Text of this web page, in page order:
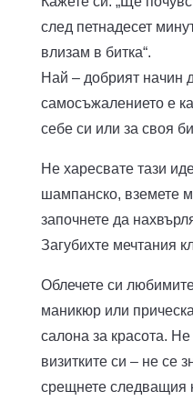
след петнадесет
влизам в битка“.
Най – добрият начин
самосъжалението е
себе си или за своя
Не харесвате тази
шампанско, вземете
започнете да
Загубихте мечтания
Облечете си
маникюр или
салона за красота.
визитките си – не се
срещнете следващия